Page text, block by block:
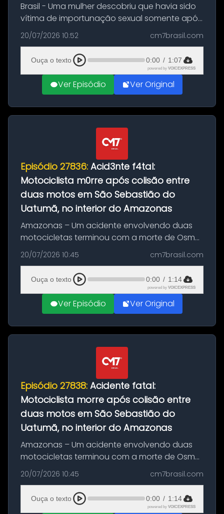
Brasil - Uma mulher descobriu que havia sido
vítima de importunação sexual somente após
assistir a um vídeo que gravou enquanto
treinava na academia de um condomínio em
Feira de Santana, na Bahia. O c...
20/07/2026 10:52 cm7brasil.com
Ouça o texto 0:00 / 1:07
powered by VOICEXPRESS
Ver Episódio Ver Original
Episódio 27836: Acid3nte f4tal:
Motociclista m0rre após colisão entre
duas motos em São Sebastião do
Uatumã, no interior do Amazonas
Amazonas – Um acidente envolvendo duas
motocicletas terminou com a morte de Osmar
Figueiredo de Souza, de 38 anos, no município
de São Sebastião do Uatumã, no interior do
Amazonas. A colisão ocorreu n...
20/07/2026 10:45 cm7brasil.com
Ouça o texto 0:00 / 1:14
powered by VOICEXPRESS
Ver Episódio Ver Original
Episódio 27838: Acidente fatal:
Motociclista morre após colisão entre
duas motos em São Sebastião do
Uatumã, no interior do Amazonas
Amazonas – Um acidente envolvendo duas
motocicletas terminou com a morte de Osmar
Figueiredo de Souza, de 38 anos, no município
de São Sebastião do Uatumã, no interior do
Amazonas. A colisão ocorreu n...
20/07/2026 10:45 cm7brasil.com
Ouça o texto 0:00 / 1:14
powered by VOICEXPRESS